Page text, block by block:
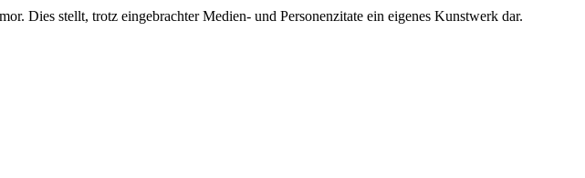
Dies stellt, trotz eingebrachter Medien- und Personenzitate ein eigenes Kunstwerk dar.